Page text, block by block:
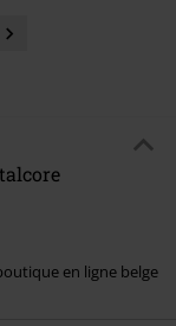
en ligne belge